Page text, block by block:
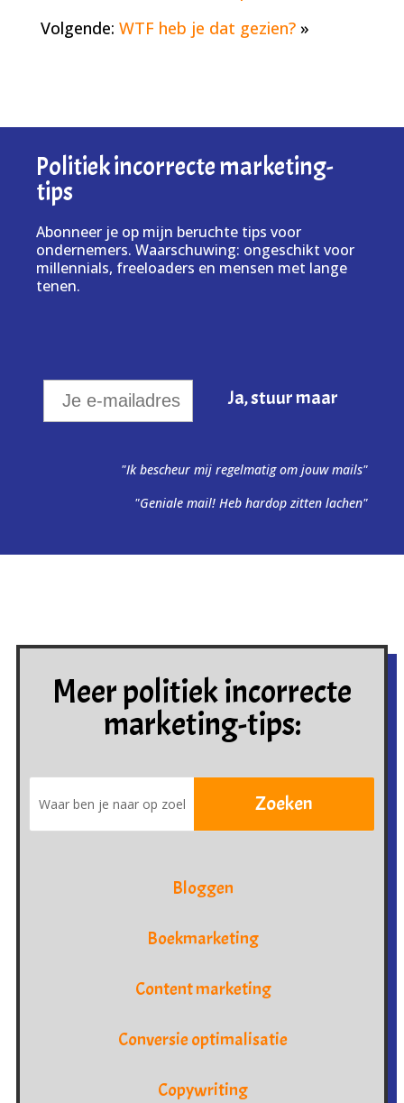
Volgende: WTF heb je dat gezien?»
Politiek incorrecte marketing-
tips
Abonneer je op mijn beruchte tips voor
ondernemers. Waarschuwing: ongeschikt voor
millennials, freeloaders en mensen met lange
tenen.
"Ik bescheur mij regelmatig om jouw mails"
"Geniale mail! Heb hardop zitten lachen"
Meer politiek incorrecte
marketing-tips:
Bloggen
Boekmarketing
Content marketing
Conversie optimalisatie
Copywriting